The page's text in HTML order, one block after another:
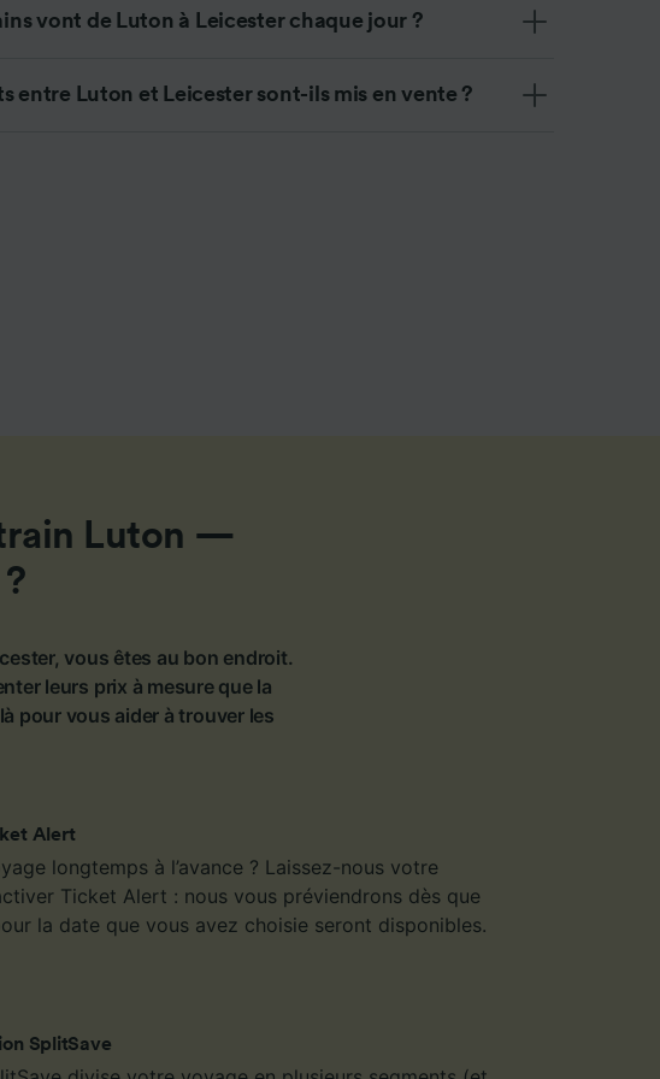
vont de Luton à Leicester chaque jour ?
entre Luton et Leicester sont-ils mis en vente ?
Luton —
vous êtes au bon endroit.
leurs prix à mesure que la
pour vous aider à trouver les
Alert
longtemps à l’avance ? Laissez-nous votre
Ticket Alert : nous vous préviendrons dès que
la date que vous avez choisie seront disponibles.
SplitSave